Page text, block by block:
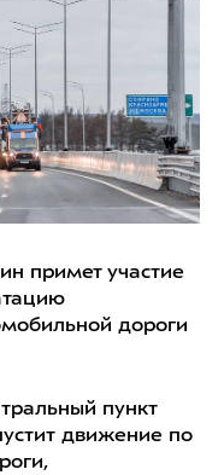
примет участие
дороги
пункт
движение по